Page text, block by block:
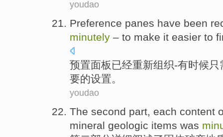
youdao
Preference panes have been
minutely – to make it easier to
预置面板已经重新组织-有时候只
要的设置。
youdao
The second part, each content
mineral geologic items was